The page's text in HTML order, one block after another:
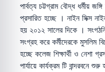
পার্বত্য চট্টগ্রাম বৌদ্ধ ধর্মীয়
প্রসারিত হচ্ছে । নাইন সিক্স
হয় ২০১২ সালের দিকে ।
সংগ্রহ করে কর্মীদেরকে মুসলিম
হচ্ছে কলেজ শিক্ষার্থী ও নেশা
পার্যায়ে কার্যক্রম টি বান্দরবনে শুরু